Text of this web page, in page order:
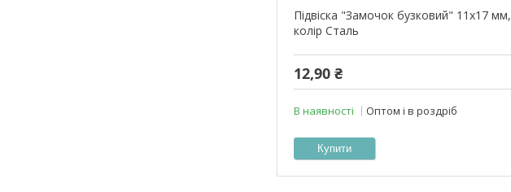
Підвіска "Замочок бузковий" 11х17 мм,
колір Сталь
12,90 ₴
В наявності Оптом і в роздріб
Купити